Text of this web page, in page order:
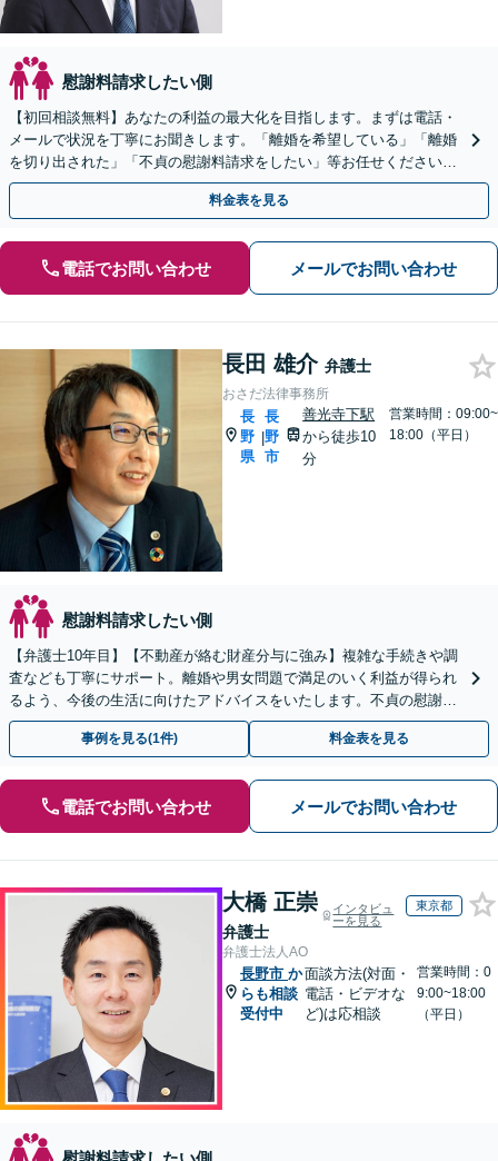
慰謝料請求したい側
【初回相談無料】あなたの利益の最大化を目指します。まずは電話・
メールで状況を丁寧にお聞きします。「離婚を希望している」「離婚
を切り出された」「不貞の慰謝料請求をしたい」等お任せください。
【リーズナブルな料金設定】
料金表を見る
電話でお問い合わせ メールでお問い合わせ
長田 雄介 弁護士
おさだ法律事務所
長
野
県
|
長
野
市
善光寺下駅
から徒歩10
分
営業時間：09:00~
18:00（平日）
慰謝料請求したい側
【弁護士10年目】【不動産が絡む財産分与に強み】複雑な手続きや調
査なども丁寧にサポート。離婚や男女問題で満足のいく利益が得られ
るよう、今後の生活に向けたアドバイスをいたします。不貞の慰謝料
請求もお任せください。【完全個室】【子連れ歓迎】
事例を見る(1件) 料金表を見る
電話でお問い合わせ メールでお問い合わせ
大橋 正崇
弁護士
インタビュ
ーを見る
東京都
弁護士法人AO
長野市 か
らも相談
受付中
面談方法(対面・
電話・ビデオな
ど)は応相談
営業時間：0
9:00~18:00
（平日）